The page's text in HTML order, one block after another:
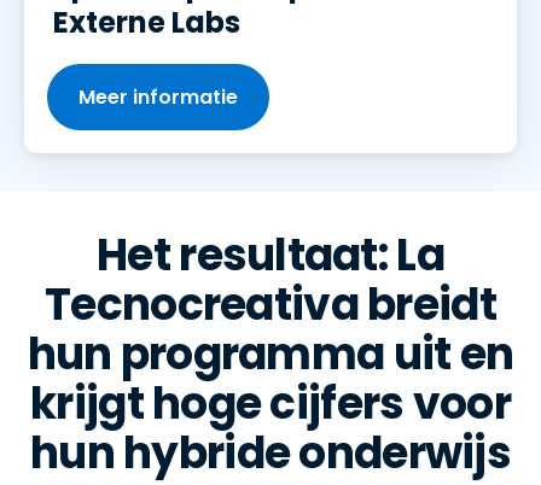
Externe Labs
Meer informatie
Het resultaat: La
Tecnocreativa breidt
hun programma uit en
krijgt hoge cijfers voor
hun hybride onderwijs